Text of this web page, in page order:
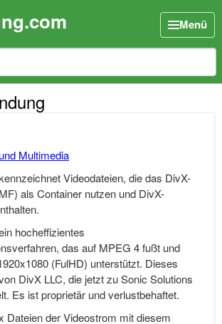
Menü
Multimedia
Videodateien, die das DivX-
als Container nutzen und DivX-
hocheffizientes
das auf MPEG 4 fußt und
(FulHD) unterstützt. Dieses
DivX LLC, die jetzt zu Sonic Solutions
Es ist proprietär und verlustbehaftet.
Dateien der Videostrom mit diesem